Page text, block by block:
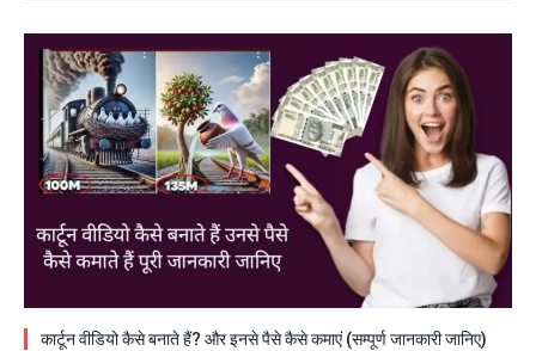
कार्टून वीडियो कैसे बनाते हैं? और इनसे पैसे कैसे कमाएं (सम्पूर्ण जानकारी जानिए)